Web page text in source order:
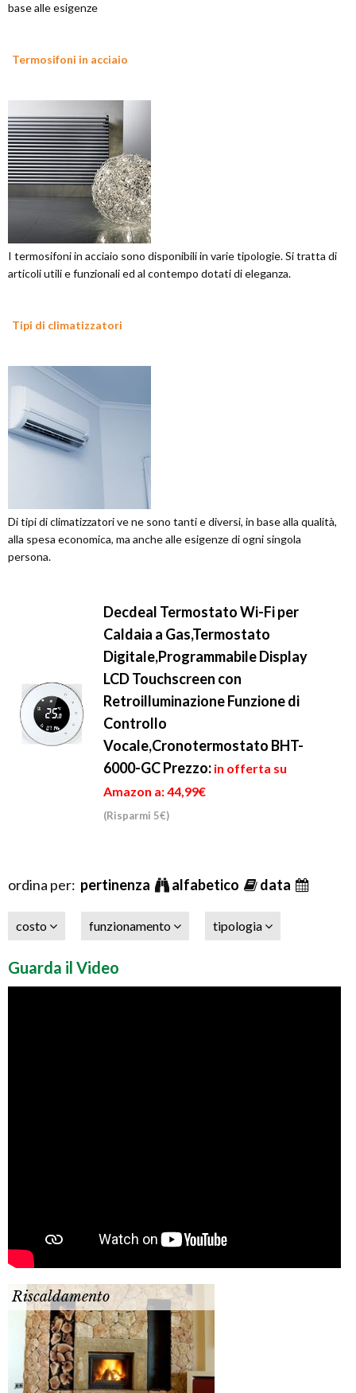
base alle esigenze
Termosifoni in acciaio
I termosifoni in acciaio sono disponibili in varie tipologie. Si tratta di
articoli utili e funzionali ed al contempo dotati di eleganza.
Tipi di climatizzatori
Di tipi di climatizzatori ve ne sono tanti e diversi, in base alla qualità,
alla spesa economica, ma anche alle esigenze di ogni singola
persona.
Decdeal Termostato Wi-Fi per
Caldaia a Gas,Termostato
Digitale,Programmabile Display
LCD Touchscreen con
Retroilluminazione Funzione di
Controllo
Vocale,Cronotermostato BHT-
6000-GCPrezzo: in offerta su
Amazon a: 44,99€
(Risparmi 5€)
ordina per: pertinenza alfabetico data
costo funzionamento tipologia
Guarda il Video
Riscaldamento